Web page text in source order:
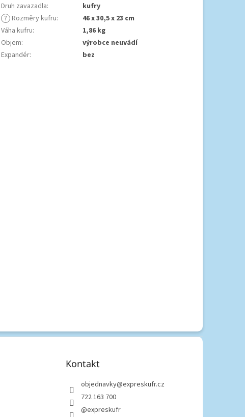
Druh zavazadla:
kufry
? Rozměry kufru:
46 x 30,5 x 23 cm
Váha kufru:
1,86 kg
Objem:
výrobce neuvádí
Expandér: bez
Kontakt
objednavky@expreskufr.cz
722 163 700
@expreskufr